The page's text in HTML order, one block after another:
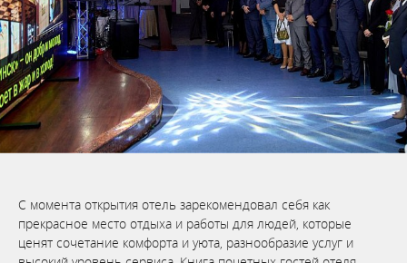
С момента открытия отель зарекомендовал себя как
прекрасное место отдыха и работы для людей, которые
ценят сочетание комфорта и уюта, разнообразие услуг и